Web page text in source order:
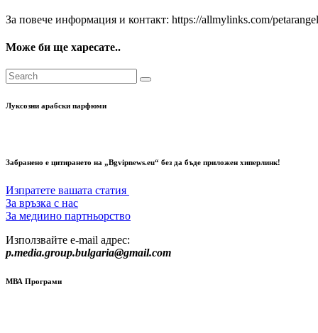
За повече информация и контакт: https://allmylinks.com/
Може би ще харесате..
Луксозни арабски парфюми
Забранено е цитирането на „Bgvipnews.eu“ без да бъде приложен хиперлинк!
Изпратете вашата статия
За връзка с нас
За медиино партньорство
Използвайте e-mail адрес:
p.media.group.bulgaria@gmail.com
МВА Програми